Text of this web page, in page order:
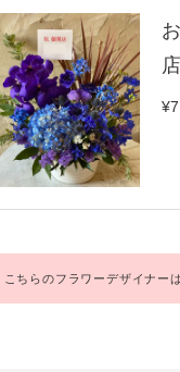
こちらのフラワーデザイナー